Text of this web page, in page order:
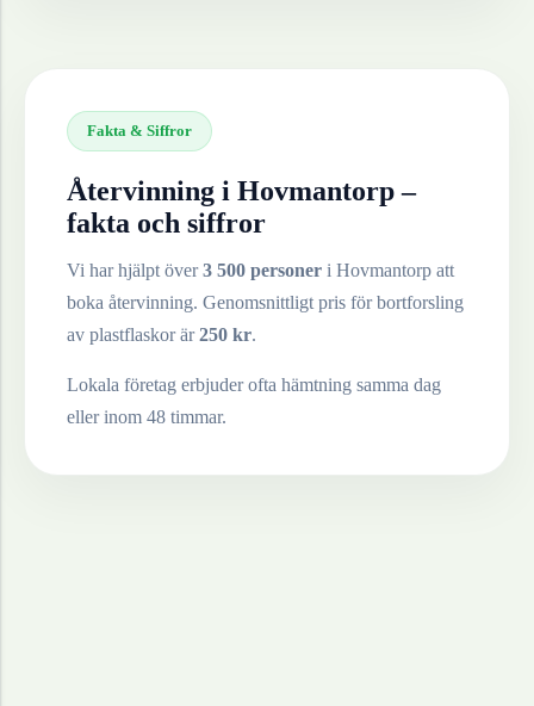
Fakta & Siffror
Återvinning i Hovmantorp–
fakta och siffror
Vi har hjälpt över3 500 personer i Hovmantorp att
boka återvinning. Genomsnittligt pris för bortforsling
av plastflaskorär250 kr.
Lokala företag erbjuder ofta hämtning samma dag
eller inom 48 timmar.